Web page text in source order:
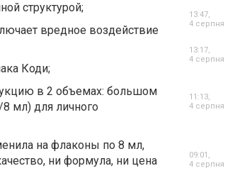
структурой;
вредное воздействие
Коди;
в 2 объемах: большом
мл) для личного
на флаконы по 8 мл,
ни формула, ни цена
13:47,
4 серпня
13:17,
4 серпня
11:13,
4 серпня
09:01,
4 серпня